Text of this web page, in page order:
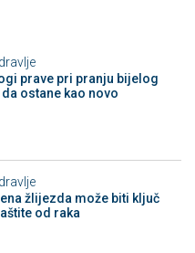
prave pri pranju bijelog
ostane kao novo
žlijezda može biti ključ
od raka